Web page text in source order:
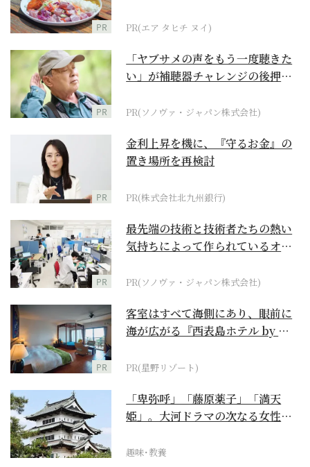
PR PR(エア タヒチ ヌイ)
PR
「ヤブサメの声をもう一度聴きた
い」が補聴器チャレンジの後押し
PR(ソノヴァ・ジャパン株式会社)
PR
金利上昇を機に、『守るお金』の
置き場所を再検討
PR(株式会社北九州銀行)
PR
最先端の技術と技術者たちの熱い
気持ちによって作られているオー
PR(ソノヴァ・ジャパン株式会社)
PR
客室はすべて海側にあり、眼前に
海が広がる『西表島ホテル by 星
PR(星野リゾート)
「卑弥呼」「藤原薬子」「満天
姫」。大河ドラマの次なる女性主
趣味･教養